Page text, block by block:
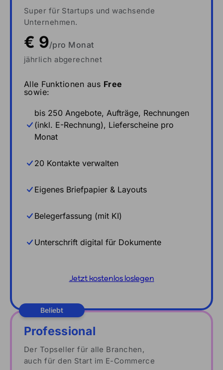
Super für Startups und wachsende
Unternehmen.
€ 9/pro Monat
jährlich abgerechnet
Alle Funktionen aus Free
sowie:
bis 250 Angebote, Aufträge, Rechnungen
(inkl. E-Rechnung), Lieferscheine pro
Monat
20 Kontakte verwalten
Eigenes Briefpapier & Layouts
Belegerfassung (mit KI)
Unterschrift digital für Dokumente
Jetzt kostenlos loslegen
Beliebt
Professional
Der Topseller für alle Branchen,
auch für den Start im E-Commerce